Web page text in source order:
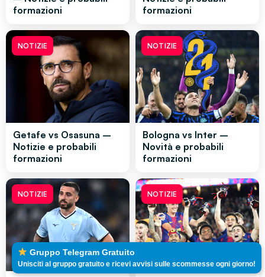
formazioni
formazioni
NOTIZIE
Getafe vs Osasuna –
Notizie e probabili
formazioni
NOTIZIE
Bologna vs Inter –
Novità e probabili
formazioni
NOTIZIE NOTIZIE
Gruppo Telegram Gratuito
Unisciti al gruppo gratuito e ricevi avvisi sulle scommesse ogni giorno!